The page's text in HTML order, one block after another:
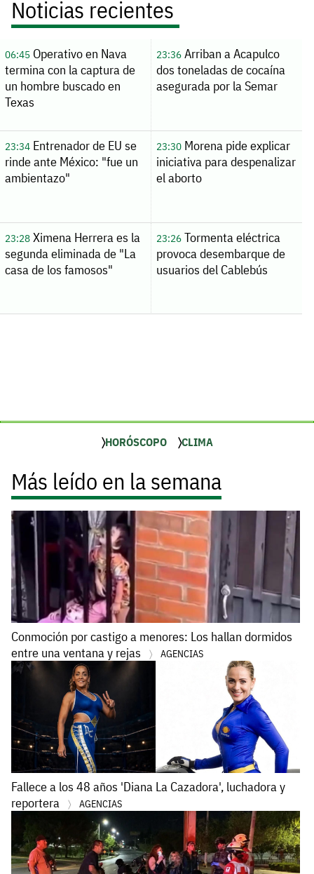
Noticias recientes
06:45Operativo en Nava
termina con la captura de
un hombre buscado en
Texas
23:36Arriban a Acapulco
dos toneladas de cocaína
asegurada por la Semar
23:34Entrenador de EU se
rinde ante México: "fue un
ambientazo"
23:30Morena pide explicar
iniciativa para despenalizar
el aborto
23:28Ximena Herrera es la
segunda eliminada de "La
casa de los famosos"
23:26Tormenta eléctrica
provoca desembarque de
usuarios del Cablebús
HORÓSCOPO CLIMA
Más leído en la semana
Conmoción por castigo a menores: Los hallan dormidos
entre una ventana y rejas
AGENCIAS
Fallece a los 48 años 'Diana La Cazadora', luchadora y
reportera
AGENCIAS